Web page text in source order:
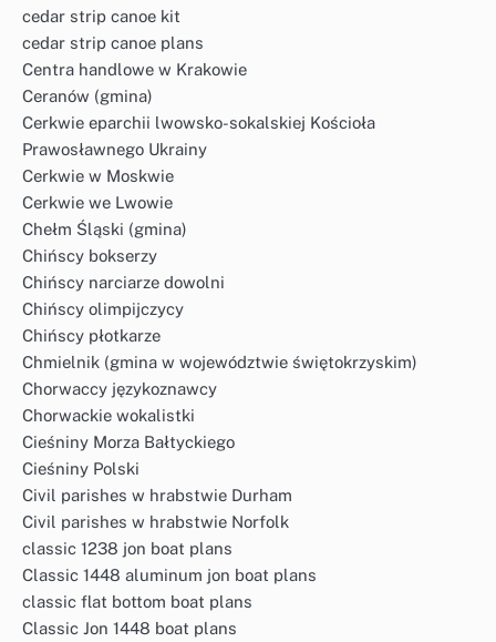
cedar strip canoe kit
cedar strip canoe plans
Centra handlowe w Krakowie
Ceranów (gmina)
Cerkwie eparchii lwowsko-sokalskiej Kościoła
Prawosławnego Ukrainy
Cerkwie w Moskwie
Cerkwie we Lwowie
Chełm Śląski (gmina)
Chińscy bokserzy
Chińscy narciarze dowolni
Chińscy olimpijczycy
Chińscy płotkarze
Chmielnik (gmina w województwie świętokrzyskim)
Chorwaccy językoznawcy
Chorwackie wokalistki
Cieśniny Morza Bałtyckiego
Cieśniny Polski
Civil parishes w hrabstwie Durham
Civil parishes w hrabstwie Norfolk
classic 1238 jon boat plans
Classic 1448 aluminum jon boat plans
classic flat bottom boat plans
Classic Jon 1448 boat plans